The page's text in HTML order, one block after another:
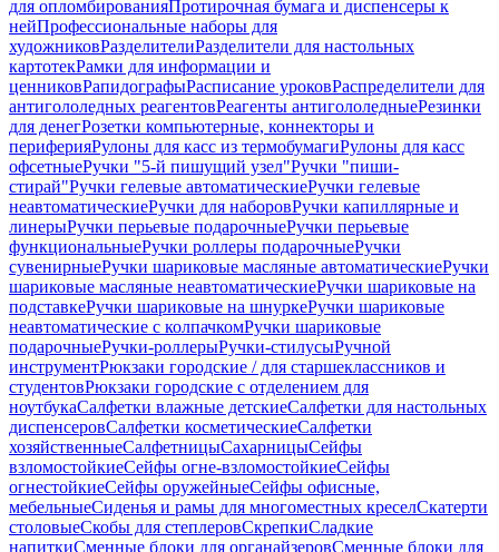
для опломбированияПротирочная бумага и диспенсеры к
нейПрофессиональные наборы для
художниковРазделителиРазделители для настольных
картотекРамки для информации и
ценниковРапидографыРасписание уроковРаспределители для
антигололедных реагентовРеагенты антигололедныеРезинки
для денегРозетки компьютерные, коннекторы и
периферияРулоны для касс из термобумагиРулоны для касс
офсетныеРучки "5-й пишущий узел"Ручки "пиши-
стирай"Ручки гелевые автоматическиеРучки гелевые
неавтоматическиеРучки для наборовРучки капиллярные и
линерыРучки перьевые подарочныеРучки перьевые
функциональныеРучки роллеры подарочныеРучки
сувенирныеРучки шариковые масляные автоматическиеРучки
шариковые масляные неавтоматическиеРучки шариковые на
подставкеРучки шариковые на шнуркеРучки шариковые
неавтоматические с колпачкомРучки шариковые
подарочныеРучки-роллерыРучки-стилусыРучной
инструментРюкзаки городские / для старшеклассников и
студентовРюкзаки городские с отделением для
ноутбукаСалфетки влажные детскиеСалфетки для настольных
диспенсеровСалфетки косметическиеСалфетки
хозяйственныеСалфетницыСахарницыСейфы
взломостойкиеСейфы огне-взломостойкиеСейфы
огнестойкиеСейфы оружейныеСейфы офисные,
мебельныеСиденья и рамы для многоместных креселСкатерти
столовыеСкобы для степлеровСкрепкиСладкие
напиткиСменные блоки для органайзеровСменные блоки для